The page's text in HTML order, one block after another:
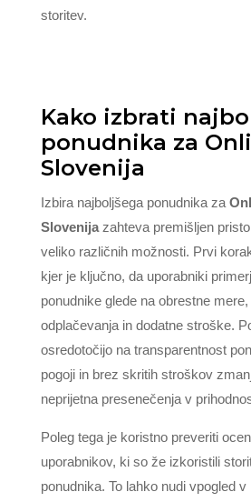
storitev.
Kako izbrati
ponudnika za
Slovenija
Izbira najboljšega ponudnika za
Slovenijazahteva premišljen
veliko različnih možnosti. Prvi
kjer je ključno, da uporabniki
ponudnike glede na obrestne mere,
odplačevanja in dodatne stroške.
osredotočijo na transparentnost
pogoji in brez skritih stroškov
neprijetna presenečenja v
Poleg tega je koristno preveriti
uporabnikov, ki so že izkoristili
ponudnika. To lahko nudi vpogled